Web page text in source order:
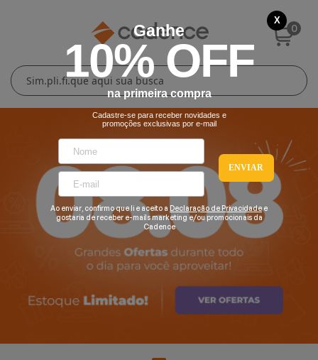
0
X
Ganhe
10% OFF
na primeira compra
Cadastre-se para receber novidades e
promoções exclusivas por e-mail
ENVIAR
Ao enviar, confirmo que li e aceito a Declaração de Privacidadee
gostaria de receber e-mails marketing e/ou promocionais da
Cadence
Cozinha
Blenders
Grills e Sanduicheiras
Chaleiras Elétricas
Lar
Ferros e Passadeiras
Conforto Térmico
Aquecedores
Ventiladores
Cuidados Pessoais
Escovas Secadoras
Cortadores de Cabelo
Pranchas